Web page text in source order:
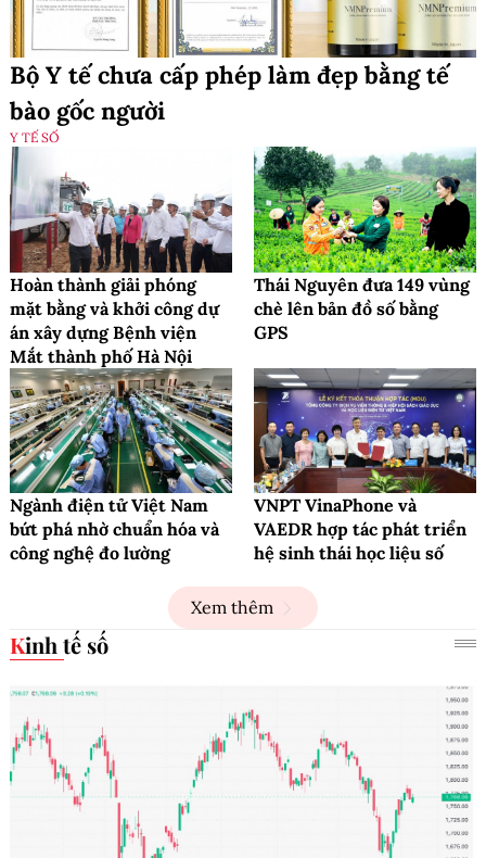
Bộ Y tế chưa cấp phép làm đẹp bằng tế
bào gốc người
Y TẾ SỐ
Hoàn thành giải phóng
mặt bằng và khởi công dự
án xây dựng Bệnh viện
Mắt thành phố Hà Nội
Thái Nguyên đưa 149 vùng
chè lên bản đồ số bằng
GPS
Ngành điện tử Việt Nam
bứt phá nhờ chuẩn hóa và
công nghệ đo lường
VNPT VinaPhone và
VAEDR hợp tác phát triển
hệ sinh thái học liệu số
Xem thêm
Kinh tế số